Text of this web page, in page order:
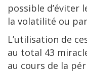
possible d’éviter
la volatilité ou
L’utilisation de
au total 43
au cours de la